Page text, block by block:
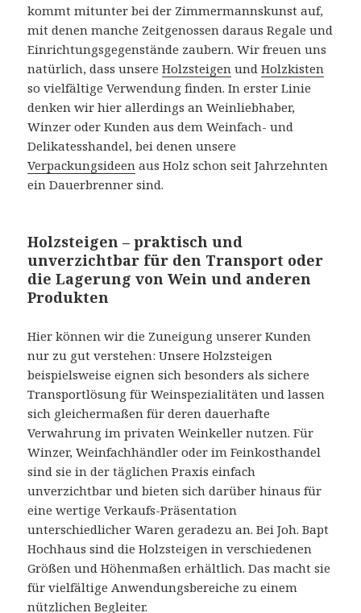
kommt mitunter bei der Zimmermannskunst auf,
mit denen manche Zeitgenossen daraus Regale und
Einrichtungsgegenstände zaubern. Wir freuen uns
natürlich, dass unsereHolzsteigen undHolzkisten
so vielfältige Verwendung finden. In erster Linie
denken wir hier allerdings an Weinliebhaber,
Winzer oder Kunden aus dem Weinfach- und
Delikatesshandel, bei denen unsere
Verpackungsideen aus Holz schon seit Jahrzehnten
ein Dauerbrenner sind.
Holzsteigen – praktisch und
unverzichtbar für den Transport oder
die Lagerung von Wein und anderen
Produkten
Hier können wir die Zuneigung unserer Kunden
nur zu gut verstehen: Unsere Holzsteigen
beispielsweise eignen sich besonders als sichere
Transportlösung für Weinspezialitäten und lassen
sich gleichermaßen für deren dauerhafte
Verwahrung im privaten Weinkeller nutzen. Für
Winzer, Weinfachhändler oder im Feinkosthandel
sind sie in der täglichen Praxis einfach
unverzichtbar und bieten sich darüber hinaus für
eine wertige Verkaufs-Präsentation
unterschiedlicher Waren geradezu an. Bei Joh. Bapt
Hochhaus sind die Holzsteigen in verschiedenen
Größen und Höhenmaßen erhältlich. Das macht sie
für vielfältige Anwendungsbereiche zu einem
nützlichen Begleiter.